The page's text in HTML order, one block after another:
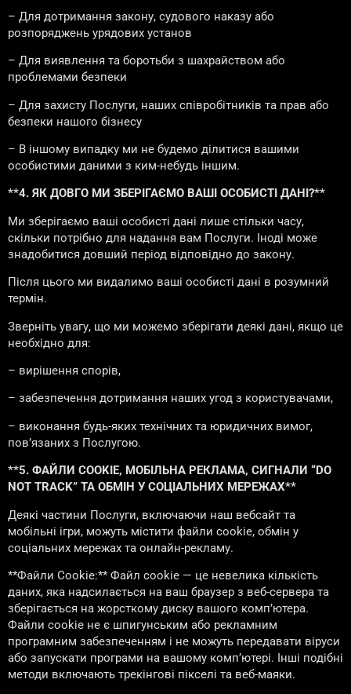
– Для дотримання закону, судового наказу або
розпоряджень урядових установ
– Для виявлення та боротьби з шахрайством або
проблемами безпеки
– Для захисту Послуги, наших співробітників та прав або
безпеки нашого бізнесу
– В іншому випадку ми не будемо ділитися вашими
особистими даними з ким-небудь іншим.
**4. ЯК ДОВГО МИ ЗБЕРІГАЄМО ВАШІ ОСОБИСТІ ДАНІ?**
Ми зберігаємо ваші особисті дані лише стільки часу,
скільки потрібно для надання вам Послуги. Іноді може
знадобитися довший період відповідно до закону.
Після цього ми видалимо ваші особисті дані в розумний
термін.
Зверніть увагу, що ми можемо зберігати деякі дані, якщо це
необхідно для:
– вирішення спорів,
– забезпечення дотримання наших угод з користувачами,
– виконання будь-яких технічних та юридичних вимог,
пов’язаних з Послугою.
**5. ФАЙЛИ COOKIE, МОБІЛЬНА РЕКЛАМА, СИГНАЛИ “DO
NOT TRACK” ТА ОБМІН У СОЦІАЛЬНИХ МЕРЕЖАХ**
Деякі частини Послуги, включаючи наш вебсайт та
мобільні ігри, можуть містити файли cookie, обмін у
соціальних мережах та онлайн-рекламу.
**Файли Cookie:** Файл cookie — це невелика кількість
даних, яка надсилається на ваш браузер з веб-сервера та
зберігається на жорсткому диску вашого комп’ютера.
Файли cookie не є шпигунським або рекламним
програмним забезпеченням і не можуть передавати віруси
або запускати програми на вашому комп’ютері. Інші подібні
методи включають трекінгові пікселі та веб-маяки.